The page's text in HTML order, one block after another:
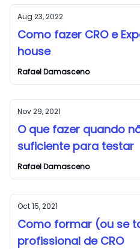
Aug 23, 2022
Como fazer CRO e
house
Rafael Damasceno
Nov 29, 2021
O que fazer quando
suficiente para testar
Rafael Damasceno
Oct 15, 2021
Como formar (ou se
profissional de CRO